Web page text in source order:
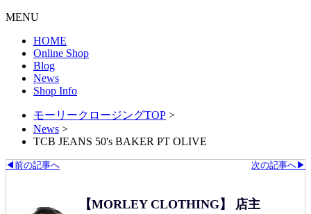
MENU
HOME
Online Shop
Blog
News
Shop Info
モーリークロージングTOP >
News >
TCB JEANS 50's BAKER PT OLIVE
次の記事へ▶
◀前の記事へ
【MORLEY CLOTHING】 店主